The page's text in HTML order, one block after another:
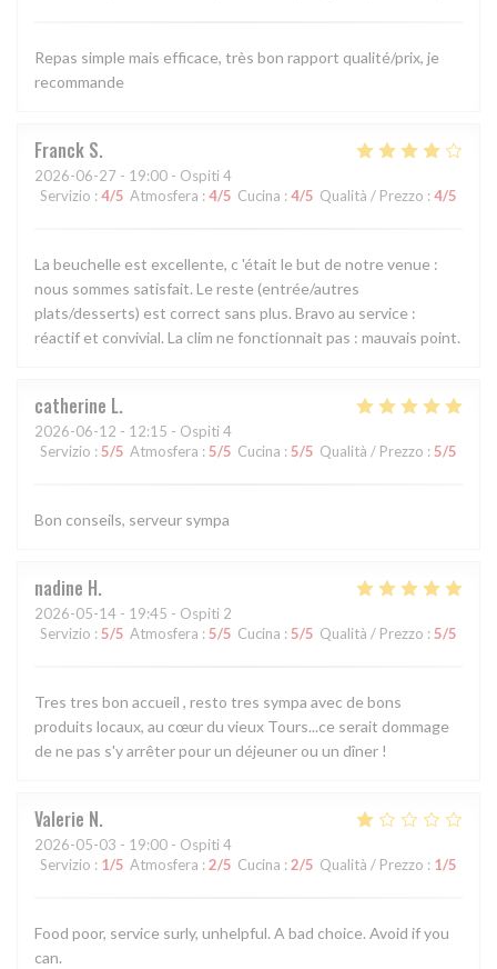
Repas simple mais efficace, très bon rapport qualité/prix, je
recommande
Franck S
2026-06-27 - 19:00 - Ospiti 4
Servizio : 4/5 Atmosfera : 4/5 Cucina : 4/5 Qualità / Prezzo : 4/5
La beuchelle est excellente, c 'était le but de notre venue :
nous sommes satisfait. Le reste (entrée/autres
plats/desserts) est correct sans plus. Bravo au service :
réactif et convivial. La clim ne fonctionnait pas : mauvais point.
catherine L
2026-06-12 - 12:15 - Ospiti 4
Servizio : 5/5 Atmosfera : 5/5 Cucina : 5/5 Qualità / Prezzo : 5/5
Bon conseils, serveur sympa
nadine H
2026-05-14 - 19:45 - Ospiti 2
Servizio : 5/5 Atmosfera : 5/5 Cucina : 5/5 Qualità / Prezzo : 5/5
Tres tres bon accueil , resto tres sympa avec de bons
produits locaux, au cœur du vieux Tours...ce serait dommage
de ne pas s'y arrêter pour un déjeuner ou un dîner !
Valerie N
2026-05-03 - 19:00 - Ospiti 4
Servizio : 1/5 Atmosfera : 2/5 Cucina : 2/5 Qualità / Prezzo : 1/5
Food poor, service surly, unhelpful. A bad choice. Avoid if you
can.